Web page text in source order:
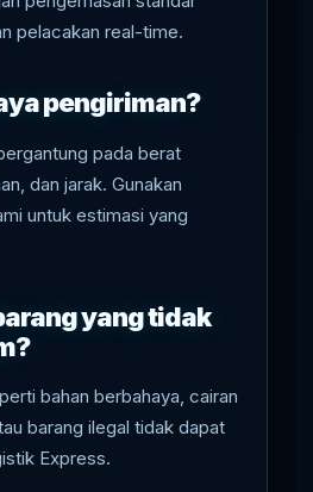
pelacakan real-time.
pengiriman?
pada berat
dan jarak. Gunakan
untuk estimasi yang
yang tidak
bahan berbahaya, cairan
barang ilegal tidak dapat
Express.